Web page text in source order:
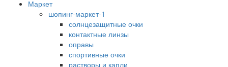
Маркет
шопинг-маркет-1
солнцезащитные очки
контактные линзы
оправы
спортивные очки
растворы и капли